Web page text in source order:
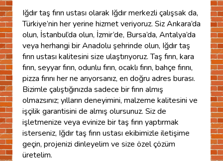
Iğdır taş fırın ustası olarak Iğdır merkezli çalışsak da,
Türkiye’nin her yerine hizmet veriyoruz. Siz Ankara’da
olun, İstanbul’da olun, İzmir’de, Bursa’da, Antalya’da
veya herhangi bir Anadolu şehrinde olun, Iğdır taş
fırın ustası kalitesini size ulaştırıyoruz. Taş fırın, kara
fırın, seyyar fırın, odunlu fırın, ocaklı fırın, bahçe fırını,
pizza fırını her ne arıyorsanız, en doğru adres burası.
Bizimle çalıştığınızda sadece bir fırın almış
olmazsınız; yılların deneyimini, malzeme kalitesini ve
işçilik garantisini de almış olursunuz. Siz de
işletmenize veya evinize bir taş fırın yaptırmak
isterseniz, Iğdır taş fırın ustası ekibimizle iletişime
geçin, projenizi dinleyelim ve size özel çözüm
üretelim.